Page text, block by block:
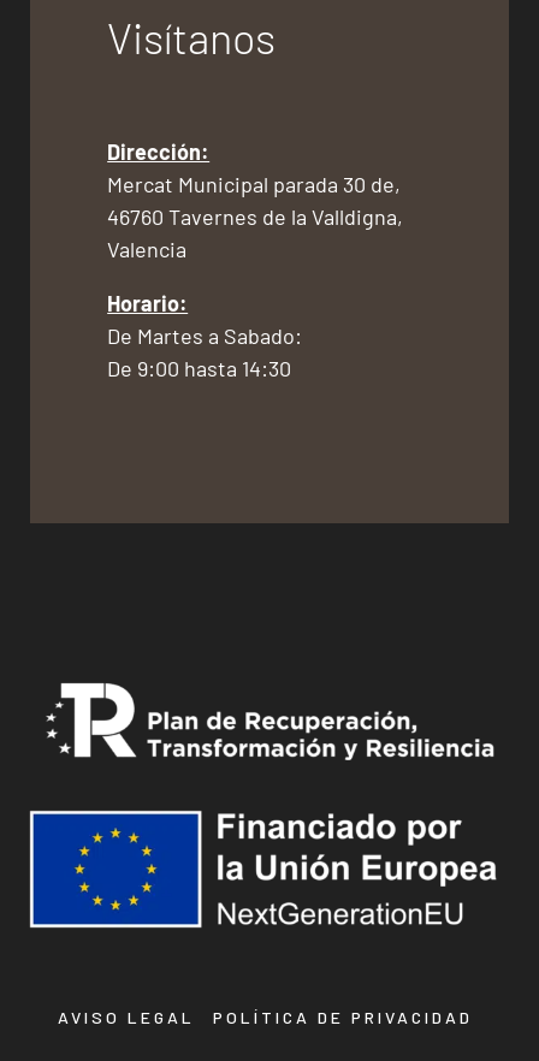
Visítanos
Dirección:
Mercat Municipal parada 30 de,
46760 Tavernes de la Valldigna,
Valencia
Horario:
De Martes a Sabado:
De 9:00 hasta 14:30
AVISO LEGAL POLÍTICA DE PRIVACIDAD